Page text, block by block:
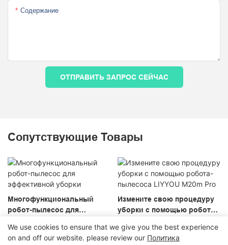
Содержание
ОТПРАВИТЬ ЗАПРОС СЕЙЧАС
Сопутствующие Товары
Многофункциональный
робот-пылесос для
Измените свою процедуру
уборки с помощью робота-
We use cookies to ensure that we give you the best experience
on and off our website. please review our Политика